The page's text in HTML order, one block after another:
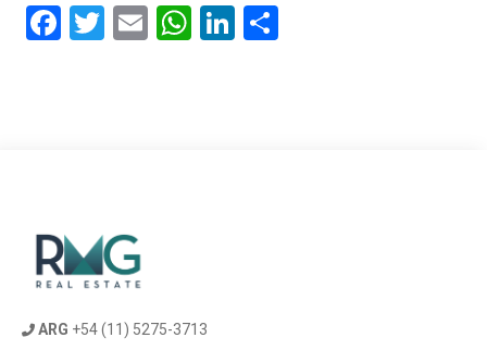
Facebook
Twitter
EmailWhatsApp
LinkedIn
ARG +54 (11) 5275-3713